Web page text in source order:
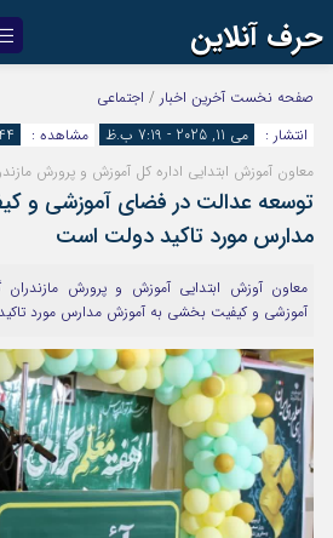
حرف آنلاین
اینستاگرام
آپارات
رمز عبور
مرا به خاطر بسپار
صفحه نخست آخرین اخبار / اجتماعی
انتشار :
می 11, 2025 - 7:19 ب.ظ مشاهده :
معاون آموزش ابتدایی اداره کل آموزش و پرورش
توسعه عدالت در فضای آموزشی و
مدارس مورد تاکید دولت است
معاون آوزش ابتدایی آموزش و پرورش
آموزشی و کیفیت بخشی به آموزش مدارس مورد